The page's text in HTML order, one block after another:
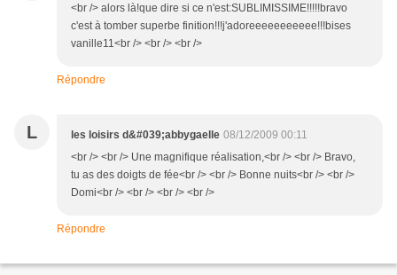
<br /> alors là!que dire si ce n'est:SUBLIMISSIME!!!!!bravo
c'est à tomber superbe finition!!!j'adoreeeeeeeeeee!!!bises
vanille11<br /> <br /> <br />
Répondre
L les loisirs d&#039;abbygaelle 08/12/2009 00:11
<br /> <br /> Une magnifique réalisation,<br /> <br /> Bravo,
tu as des doigts de fée<br /> <br /> Bonne nuits<br /> <br />
Domi<br /> <br /> <br /> <br />
Répondre